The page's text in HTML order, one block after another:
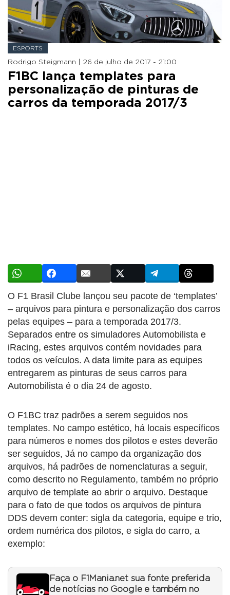
ESPORTS
Rodrigo Steigmann | 26 de julho de 2017 - 21:00
F1BC lança templates para
personalização de pinturas de
carros da temporada 2017/3
O F1 Brasil Clube lançou seu pacote de ‘templates’
– arquivos para pintura e personalização dos carros
pelas equipes – para a temporada 2017/3.
Separados entre os simuladores Automobilista e
iRacing, estes arquivos contém novidades para
todos os veículos. A data limite para as equipes
entregarem as pinturas de seus carros para
Automobilista é o dia 24 de agosto.
O F1BC traz padrões a serem seguidos nos
templates. No campo estético, há locais específicos
para números e nomes dos pilotos e estes deverão
ser seguidos, Já no campo da organização dos
arquivos, há padrões de nomenclaturas a seguir,
como descrito no Regulamento, também no próprio
arquivo de template ao abrir o arquivo. Destaque
para o fato de que todos os arquivos de pintura
DDS devem conter: sigla da categoria, equipe e trio,
ordem numérica dos pilotos, e sigla do carro, a
exemplo:
Faça o F1Mania.net sua fonte preferida
de notícias no Google e também no